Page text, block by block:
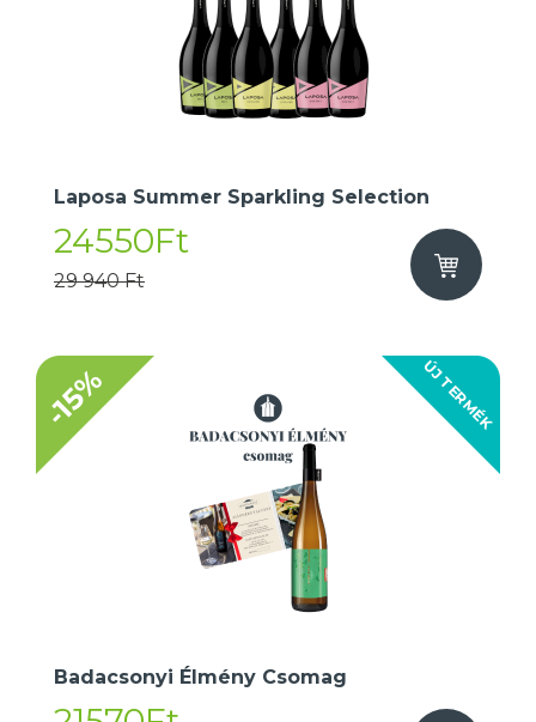
Laposa Summer Sparkling Selection
24550Ft
29 940 Ft
ÚJ TERMÉK
-15%
Badacsonyi Élmény Csomag